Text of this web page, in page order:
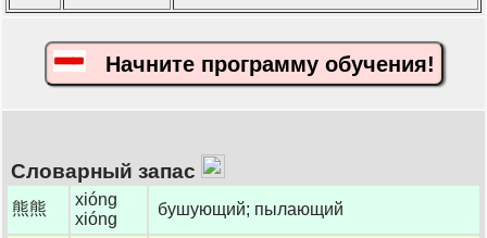
Начните программу обучения!
Словарный запас
熊熊
xióng
xióng
бушующий; пылающий